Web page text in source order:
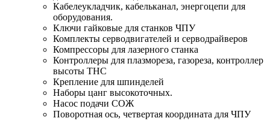
Кабелеукладчик, кабельканал, энергоцепи для
оборудования.
Ключи гайковые для станков ЧПУ
Комплекты серводвигателей и серводрайверов
Компрессоры для лазерного станка
Контроллеры для плазмореза, газореза, контроллер
высоты THC
Крепление для шпинделей
Наборы цанг высокоточных.
Насос подачи СОЖ
Поворотная ось, четвертая координата для ЧПУ